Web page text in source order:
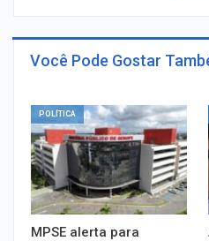
Você Pode Gostar
POLÍTICA
MPSE alerta para